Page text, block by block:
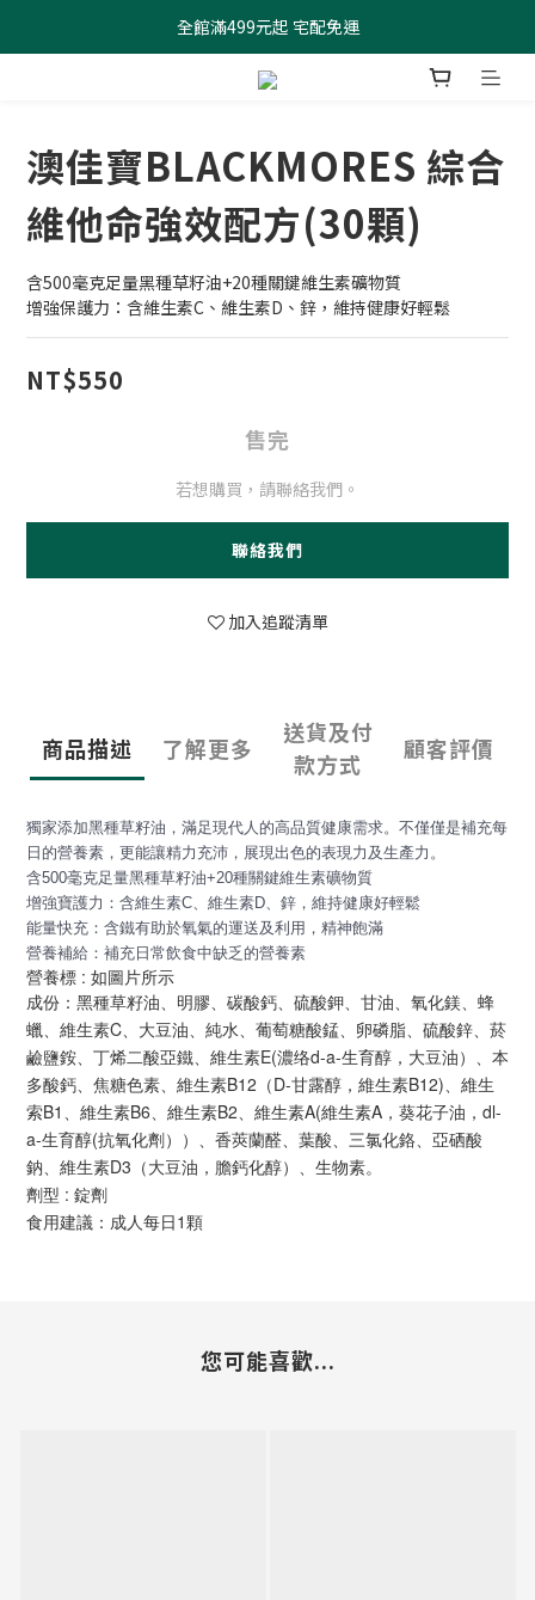
全館滿499元起 宅配免運
全館滿499元起 宅配免運
加入會員 $100元購物金現領現折
澳佳寶BLACKMORES 綜合
維他命強效配方(30顆)
含500毫克足量黑種草籽油+20種關鍵維生素礦物質
增強保護力：含維生素C、維生素D、鋅，維持健康好輕鬆
NT$550
售完
若想購買，請聯絡我們。
聯絡我們
加入追蹤清單
商品描述 了解更多
送貨及付
款方式
顧客評價
獨家添加黑種草籽油，滿足現代人的高品質健康需求。不僅僅是補充每
日的營養素，更能讓精力充沛，展現出色的表現力及生產力。
含500毫克足量黑種草籽油+20種關鍵維生素礦物質
增強寶護力：含維生素C、維生素D、鋅，維持健康好輕鬆
能量快充：含鐵有助於氧氣的運送及利用，精神飽滿
營養補給：補充日常飲食中缺乏的營養素
營養標 : 如圖片所示
成份：黑種草籽油、明膠、碳酸鈣、硫酸鉀、甘油、氧化鎂、蜂
蠟、維生素C、大豆油、純水、葡萄糖酸錳、卵磷脂、硫酸鋅、菸
鹼鹽銨、丁烯二酸亞鐵、維生素E(濃络d-a-生育醇，大豆油）、本
多酸鈣、焦糖色素、維生素B12（D-甘露醇，維生素B12)、維生
索B1、維生素B6、維生素B2、維生素A(維生素A，葵花子油，dl-
a-生育醇(抗氧化劑））、香莢蘭醛、葉酸、三氯化鉻、亞硒酸
鈉、維生素D3（大豆油，膽鈣化醇）、生物素。
劑型 : 錠劑
食用建議：成人每日1顆
您可能喜歡...